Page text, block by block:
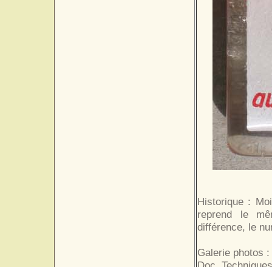
Historique :
reprend le
différence, le
Galerie photos :